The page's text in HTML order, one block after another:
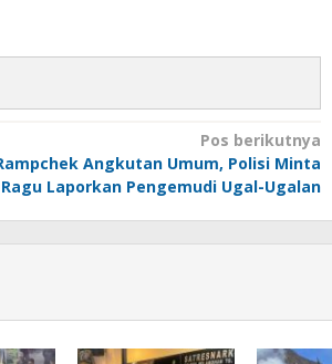
Pos berikutnya
Angkutan Umum, Polisi Minta
Laporkan Pengemudi Ugal-Ugalan